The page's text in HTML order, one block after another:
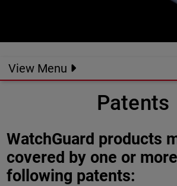
View Menu
Patents
WatchGuard products
covered by one or
following patents: